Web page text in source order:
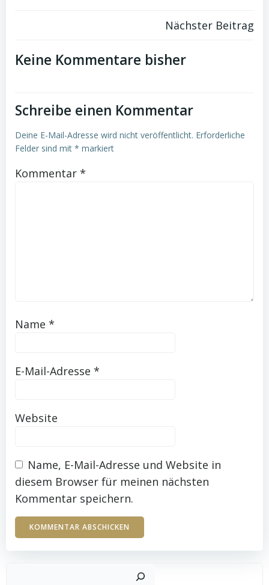
Post
navigation
Nächster Beitrag
Keine Kommentare bisher
Schreibe einen Kommentar
Deine E-Mail-Adresse wird nicht veröffentlicht. Erforderliche
Felder sind mit * markiert
Kommentar *
Name *
E-Mail-Adresse *
Website
Name, E-Mail-Adresse und Website in
diesem Browser für meinen nächsten
Kommentar speichern.